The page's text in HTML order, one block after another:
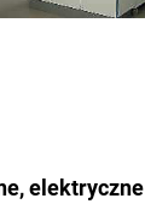
elektryczne